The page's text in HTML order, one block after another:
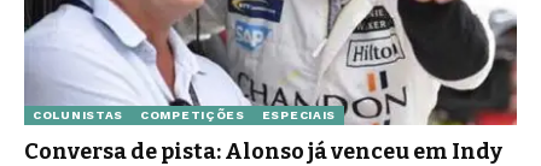
COLUNISTAS COMPETIÇÕES ESPECIAIS
Conversa de pista: Alonso já venceu em Indy